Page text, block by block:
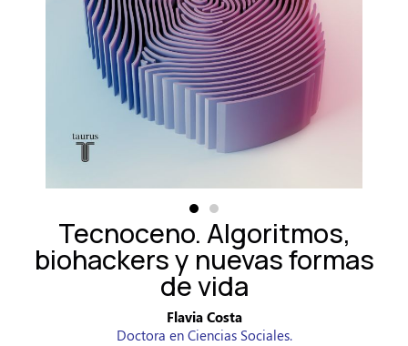
Tecnoceno. Algoritmos,
biohackers y nuevas formas
de vida
Flavia Costa
Doctora en Ciencias Sociales.